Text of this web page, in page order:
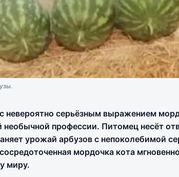
невероятно серьёзным выражением
необычной профессии. Питомец несёт
урожай арбузов с непоколебимой
мордочка кота
миру.